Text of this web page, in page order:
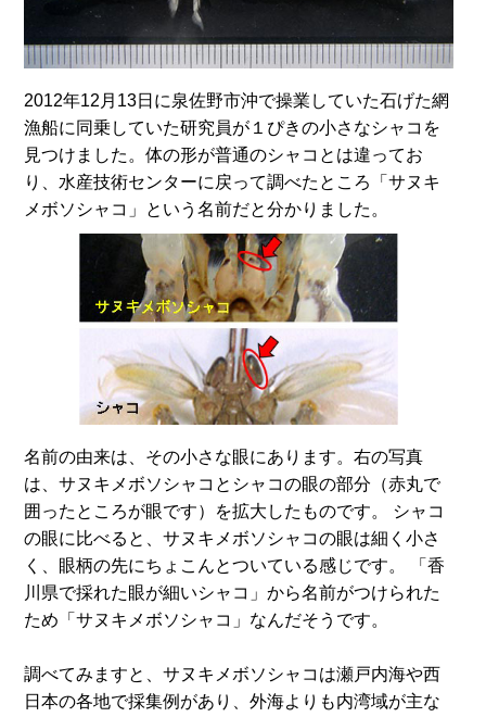
2012年12月13日に泉佐野市沖で操業していた石げた網
漁船に同乗していた研究員が１ぴきの小さなシャコを
見つけました。体の形が普通のシャコとは違ってお
り、水産技術センターに戻って調べたところ「サヌキ
メボソシャコ」という名前だと分かりました。
名前の由来は、その小さな眼にあります。右の写真
は、サヌキメボソシャコとシャコの眼の部分（赤丸で
囲ったところが眼です）を拡大したものです。 シャコ
の眼に比べると、サヌキメボソシャコの眼は細く小さ
く、眼柄の先にちょこんとついている感じです。 「香
川県で採れた眼が細いシャコ」から名前がつけられた
ため「サヌキメボソシャコ」なんだそうです。
調べてみますと、サヌキメボソシャコは瀬戸内海や西
日本の各地で採集例があり、外海よりも内湾域が主な